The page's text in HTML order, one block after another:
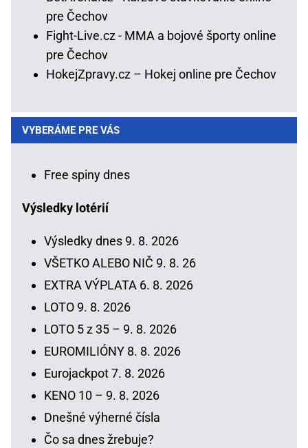
pre Čechov
Fight-Live.cz - MMA a bojové športy online
pre Čechov
HokejZpravy.cz – Hokej online pre Čechov
VYBERÁME PRE VÁS
Free spiny dnes
Výsledky lotérií
Výsledky dnes 9. 8. 2026
VŠETKO ALEBO NIČ 9. 8. 26
EXTRA VÝPLATA 6. 8. 2026
LOTO 9. 8. 2026
LOTO 5 z 35 – 9. 8. 2026
EUROMILIÓNY 8. 8. 2026
Eurojackpot 7. 8. 2026
KENO 10 – 9. 8. 2026
Dnešné výherné čísla
Čo sa dnes žrebuje?